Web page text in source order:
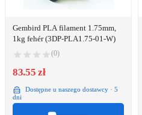
Gembird PLA filament 1.75mm,
1kg fehér (3DP-PLA1.75-01-W)
(0)
83.55 zł
Dostępne u naszego dostawcy · 5
dni